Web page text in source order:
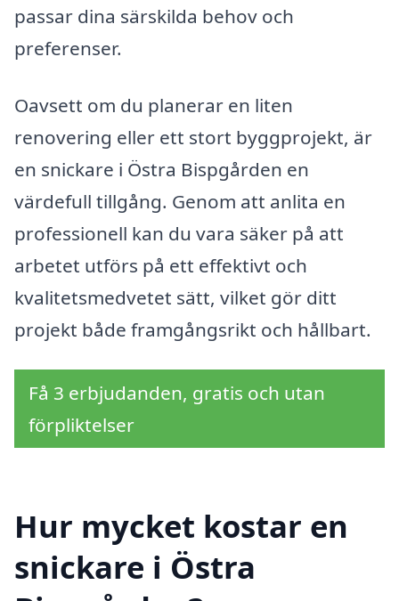
passar dina särskilda behov och
preferenser.
Oavsett om du planerar en liten
renovering eller ett stort byggprojekt, är
en snickare i Östra Bispgården en
värdefull tillgång. Genom att anlita en
professionell kan du vara säker på att
arbetet utförs på ett effektivt och
kvalitetsmedvetet sätt, vilket gör ditt
projekt både framgångsrikt och hållbart.
Få 3 erbjudanden, gratis och utan
förpliktelser
Hur mycket kostar en
snickare i Östra